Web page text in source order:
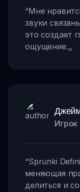
“Мне
звуки
это создает
ощущение.,,
Игрок
“Sprunki
меняющая
делиться и